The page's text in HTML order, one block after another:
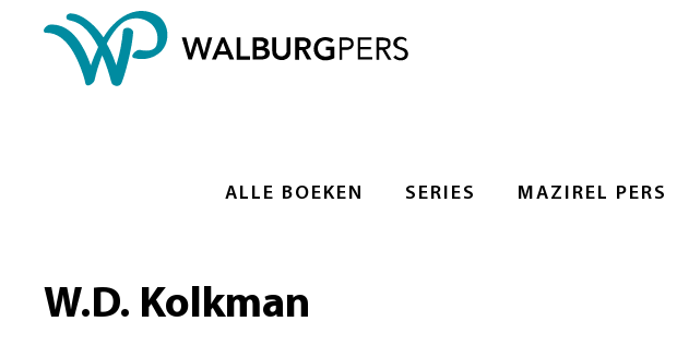
ALLE BOEKEN SERIES MAZIREL PERS
W.D. Kolkman